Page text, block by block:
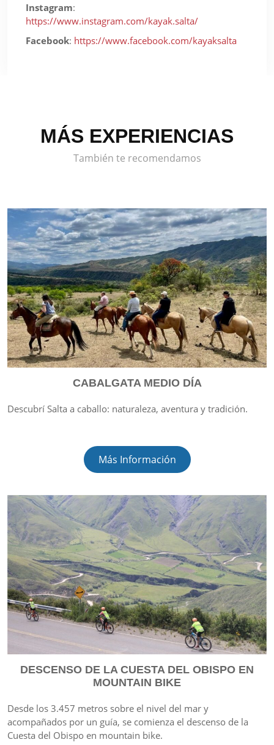
Instagram:
https://www.instagram.com/kayak.salta/
Facebook: https://www.facebook.com/kayaksalta
MÁS EXPERIENCIAS
También te recomendamos
CABALGATA MEDIO DÍA
Descubrí Salta a caballo: naturaleza, aventura y tradición.
Más Información
DESCENSO DE LA CUESTA DEL OBISPO EN
MOUNTAIN BIKE
Desde los 3.457 metros sobre el nivel del mar y
acompañados por un guía, se comienza el descenso de la
Cuesta del Obispo en mountain bike.